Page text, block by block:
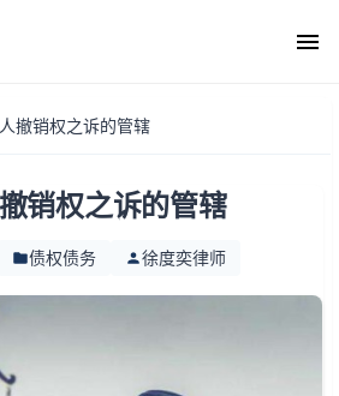
撤销权之诉的管辖
销权之诉的管辖
债权债务 徐度奕律师